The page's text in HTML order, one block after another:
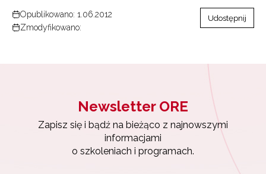
Opublikowano: 1.06.2012
Zmodyfikowano:
Udostępnij
Newsletter ORE
Zapisz się i bądź na bieżąco z najnowszymi
informacjami
o szkoleniach i programach.